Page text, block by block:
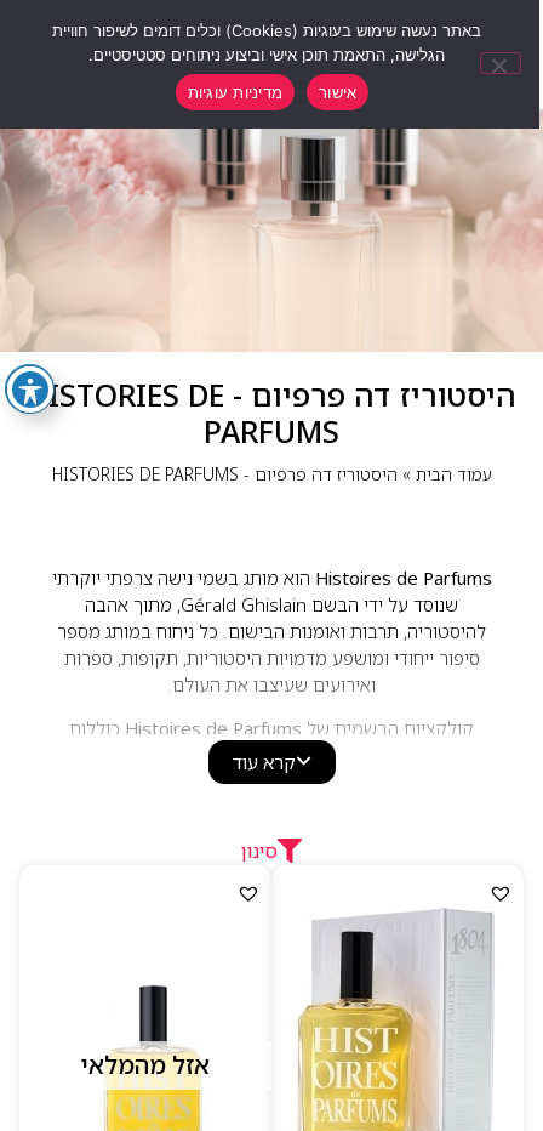
היסטוריז דה פרפיום - HISTORIES DE
PARFUMS
עמוד הבית» היסטוריז דה פרפיום - HISTORIES DE PARFUMS
Histoires de Parfumsהוא מותג בשמי נישה צרפתי יוקרתי
שנוסד על ידי הבשם Gérald Ghislain, מתוך אהבה
להיסטוריה, תרבות ואומנות הבישום. כל ניחוח במותג מספר
סיפור ייחודי ומושפע מדמויות היסטוריות, תקופות, ספרות
ואירועים שעיצבו את העולם.
קולקציות הבשמים של Histoires de Parfumsכוללות
ניחוחות לנשים, לגברים וליוניסקס, המשלבים תווים פרחוניים,
עציים, עוריים, ענבריים, מושקיים ומתובלים. הבשמים
ומיועדים לחובבי בשמי נישה המחפשים ניחוחות מתוחכמים,
מקוריים ובעלי סיפור ואופי ייחודיים.
קרא עוד
סינון
אזל מהמלאי
באתר נעשה שימוש בעוגיות (Cookies) וכלים דומים לשיפור חוויית
הגלישה, התאמת תוכן אישי וביצוע ניתוחים סטטיסטיים.
אישור
מדיניות עוגיות